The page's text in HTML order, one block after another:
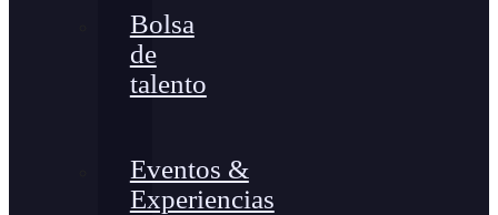
Bolsa
de
talento
Eventos &
Experiencias